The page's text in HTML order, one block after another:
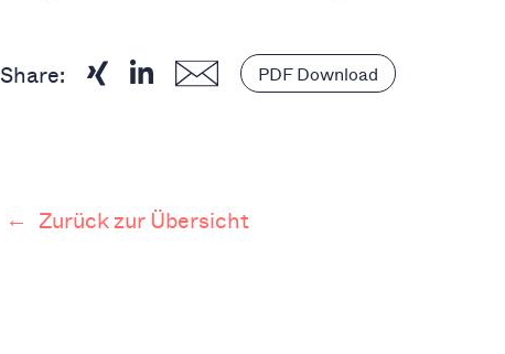
Share: PDF Download
← Zurück zur Übersicht